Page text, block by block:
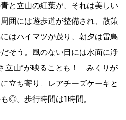
と立山の紅葉が、それは美しい
囲には遊歩道が整備され、散策
はハイマツが茂り、朝夕は雷鳥
そう。風のない日には水面に浄
立山”が映ることも！ みくりが
立ち寄り、レアチーズケーキと
◎。歩行時間は1時間。